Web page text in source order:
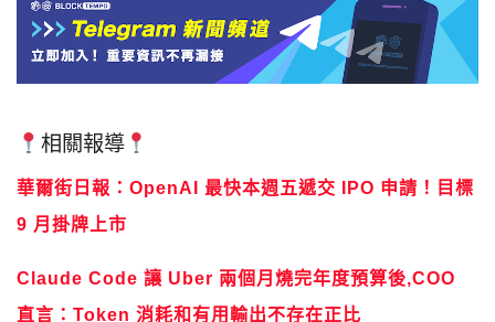
相關報導
華爾街日報：OpenAI 最快本週五遞交 IPO 申請！目標
9 月掛牌上市
Claude Code 讓 Uber 兩個月燒完年度預算後,COO
直言：Token 消耗和有用輸出不存在正比